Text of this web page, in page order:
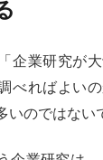
企業研究が大
べればよい
いのではない